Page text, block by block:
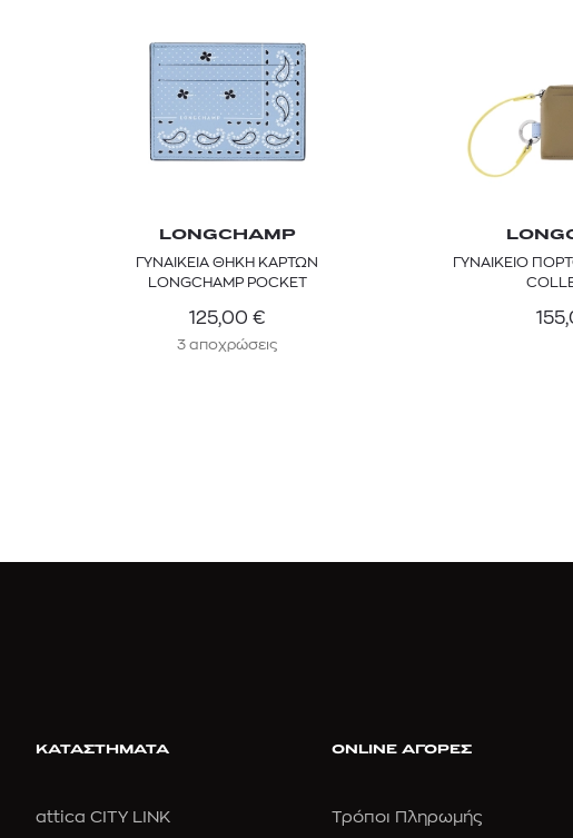
LONGCHAMP
ΓΥΝΑΙΚΕΙΑ ΘΗΚΗ ΚΑΡΤΩΝ
LONGCHAMP POCKET
125,00 €
3 αποχρώσεις
ΓΥΝΑΙΚΕΙΟ
ΚΑΤΑΣΤΗΜΑΤΑ
attica CITY LINK
ONLINE ΑΓΟΡΕΣ
Τρόποι Πληρωμής